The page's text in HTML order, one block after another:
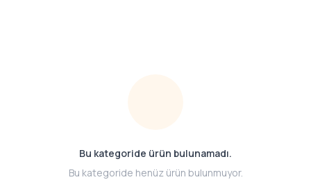
Bu kategoride ürün bulunamadı.
Bu kategoride henüz ürün bulunmuyor.